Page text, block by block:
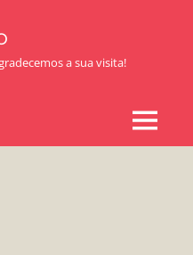
a sua visita!
MENU